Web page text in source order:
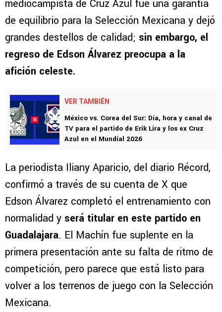
mediocampista de Cruz Azul fue una garantía
de equilibrio para la Selección Mexicana y dejó
grandes destellos de calidad; sin embargo, el
regreso de Edson Álvarez preocupa a la
afición celeste.
VER TAMBIÉN
México vs. Corea del Sur: Día, hora y canal de
TV para el partido de Erik Lira y los ex Cruz
Azul en el Mundial 2026
La periodista Iliany Aparicio, del diario Récord,
confirmó a través de su cuenta de X que
Edson Álvarez completó el entrenamiento con
normalidad y será titular en este partido en
Guadalajara. El Machín fue suplente en la
primera presentación ante su falta de ritmo de
competición, pero parece que está listo para
volver a los terrenos de juego con la Selección
Mexicana.